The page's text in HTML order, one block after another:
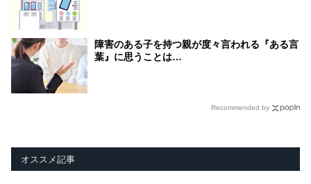
障害のある子を持つ親が度々言われる『ある言
葉』に思うことは…
Recommended by
オススメ記事